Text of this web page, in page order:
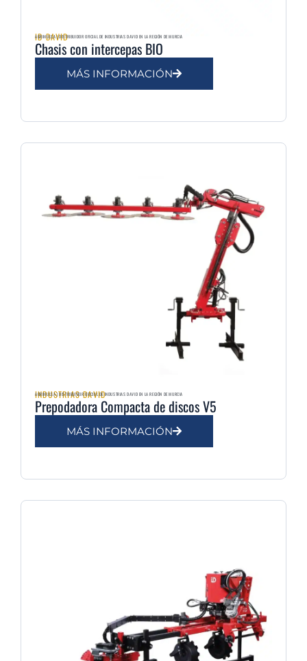
ID DAVID
AGRIMULSA | DISTRIBUIDOR OFICIAL DE INDUSTRIAS DAVID EN LA REGIÓN DE MURCIA
Chasis con intercepas BIO
MÁS INFORMACIÓN
INDUSTRIAS DAVID
AGRIMULSA | DISTRIBUIDOR OFICIAL DE INDUSTRIAS DAVID EN LA REGIÓN DE MURCIA
Prepodadora Compacta de discos V5
MÁS INFORMACIÓN